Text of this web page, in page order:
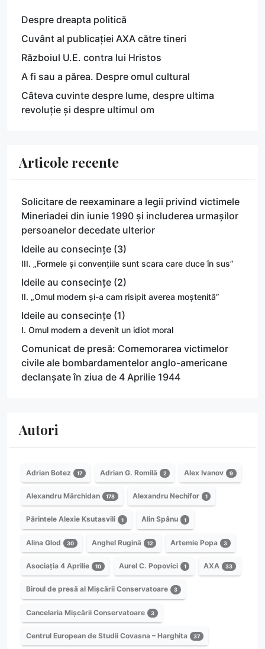
Despre dreapta politică
Cuvânt al publicației AXA către tineri
Războiul U.E. contra lui Hristos
A fi sau a părea. Despre omul cultural
Câteva cuvinte despre lume, despre ultima
revoluție și despre ultimul om
Articole recente
Solicitare de reexaminare a legii privind victimele
Mineriadei din iunie 1990 și includerea urmașilor
persoanelor decedate ulterior
Ideile au consecințe (3)
III. „Formele și convențiile sunt scara care duce în sus”
Ideile au consecințe (2)
II. „Omul modern și-a cam risipit averea moștenită”
Ideile au consecințe (1)
I. Omul modern a devenit un idiot moral
Comunicat de presă: Comemorarea victimelor
civile ale bombardamentelor anglo-americane
declanșate în ziua de 4 Aprilie 1944
Autori
Adrian Botez 17 Adrian G. Romilă 2 Alex Ivanov 9
Alexandru Mărchidan 178 Alexandru Nechifor 1
Părintele Alexie Ksutasvili 1 Alin Spânu 1
Alina Glod 30 Anghel Rugină 12 Artemie Popa 3
Asociația 4 Aprilie 10 Aurel C. Popovici 1 AXA 33
Biroul de presă al Mișcării Conservatoare 3
Cancelaria Mișcării Conservatoare 3
Centrul European de Studii Covasna – Harghita 37